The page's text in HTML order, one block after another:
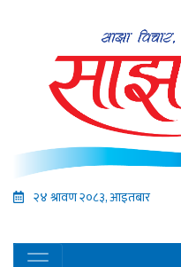
२४ श्रावण २०८३, आइतबार